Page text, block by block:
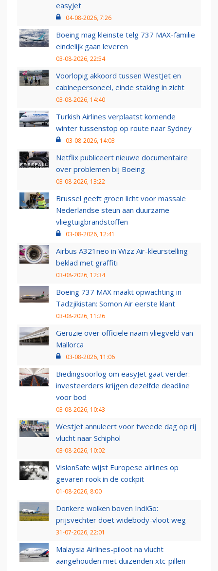
easyJet
04-08-2026, 7:26
Boeing mag kleinste telg 737 MAX-familie
eindelijk gaan leveren
03-08-2026, 22:54
Voorlopig akkoord tussen WestJet en
cabinepersoneel, einde staking in zicht
03-08-2026, 14:40
Turkish Airlines verplaatst komende
winter tussenstop op route naar Sydney
03-08-2026, 14:03
Netflix publiceert nieuwe documentaire
over problemen bij Boeing
03-08-2026, 13:22
Brussel geeft groen licht voor massale
Nederlandse steun aan duurzame
vliegtuigbrandstoffen
03-08-2026, 12:41
Airbus A321neo in Wizz Air-kleurstelling
beklad met graffiti
03-08-2026, 12:34
Boeing 737 MAX maakt opwachting in
Tadzjikistan: Somon Air eerste klant
03-08-2026, 11:26
Geruzie over officiële naam vliegveld van
Mallorca
03-08-2026, 11:06
Biedingsoorlog om easyJet gaat verder:
investeerders krijgen dezelfde deadline
voor bod
03-08-2026, 10:43
WestJet annuleert voor tweede dag op rij
vlucht naar Schiphol
03-08-2026, 10:02
VisionSafe wijst Europese airlines op
gevaren rook in de cockpit
01-08-2026, 8:00
Donkere wolken boven IndiGo:
prijsvechter doet widebody-vloot weg
31-07-2026, 22:01
Malaysia Airlines-piloot na vlucht
aangehouden met duizenden xtc-pillen